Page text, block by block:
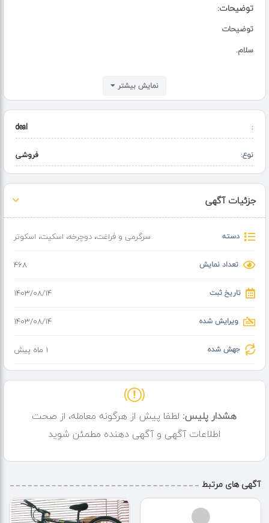
توضیحات:
توضیحات
سلام.
12 دومیلیون
ارسالم داریم با هزینه مشتری
ادرس حضوریمون
اسلامشهر شهرک گلستان
برادران ابراهیمی
نمایش بیشتر
:
deal
نوع: فروشی
جزئیات آگهی
دسته سرگرمی و فراغت،دوچرخه، اسکیت، اسکوتر
تعداد نمایش 468
تاریخ ثبت ۱۴۰۳/۰۸/۱۴
ویرایش شده ۱۴۰۳/۰۸/۱۴
جهش شده 1 ماه پیش
هشدار پلیس: لطفا پیش از هرگونه معامله، از صحت
اطلاعات آگهی و آگهی دهنده مطمئن شوید
آگهی های مرتبط